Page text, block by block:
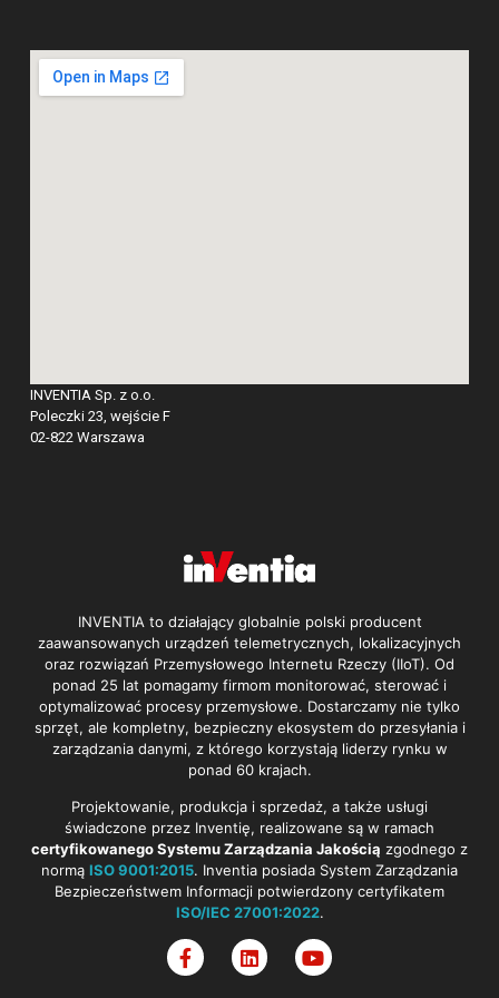
INVENTIA to działający globalnie polski producent
zaawansowanych urządzeń telemetrycznych, lokalizacyjnych
oraz rozwiązań Przemysłowego Internetu Rzeczy (IIoT). Od
ponad 25 lat pomagamy firmom monitorować, sterować i
optymalizować procesy przemysłowe. Dostarczamy nie tylko
sprzęt, ale kompletny, bezpieczny ekosystem do przesyłania i
zarządzania danymi, z którego korzystają liderzy rynku w
ponad 60 krajach.
Projektowanie, produkcja i sprzedaż, a także usługi
świadczone przez Inventię, realizowane są w ramach
certyfikowanego Systemu Zarządzania Jakością zgodnego z
normą ISO 9001:2015. Inventia posiada System Zarządzania
Bezpieczeństwem Informacji potwierdzony certyfikatem
ISO/IEC 27001:2022.
INVENTIA Sp. z o.o.
Poleczki 23, wejście F
02-822 Warszawa